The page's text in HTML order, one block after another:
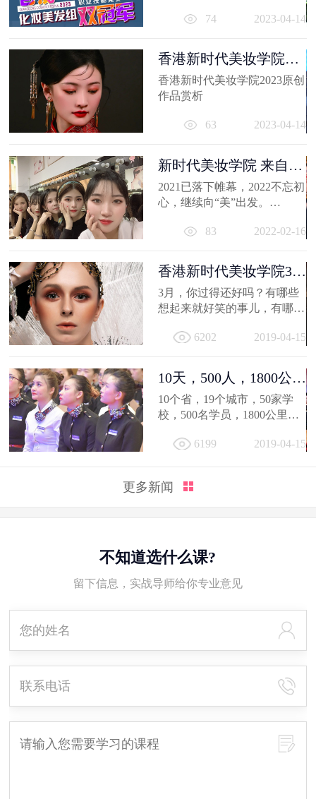
74 2023-04-14
香港新时代美妆学院
2023原创作品...
香港新时代美妆学院2023原创
作品赏析
63 2023-04-14
新时代美妆学院 来自
2021的回忆
2021已落下帷幕，2022不忘初
心，继续向“美”出发。
的小...
83 2022-02-16
香港新时代美妆学院3月
作品选，...
3月，你过得还好吗？有哪些
想起来就好笑的事儿，有哪值
住...
6202 2019-04-15
10天，500人，1800公
里；不负韶...
10个省，19个城市，50家学
校，500名学员，1800公里，
地方... 6199 2019-04-15
更多新闻
不知道选什么课?
留下信息，实战导师给你专业意见